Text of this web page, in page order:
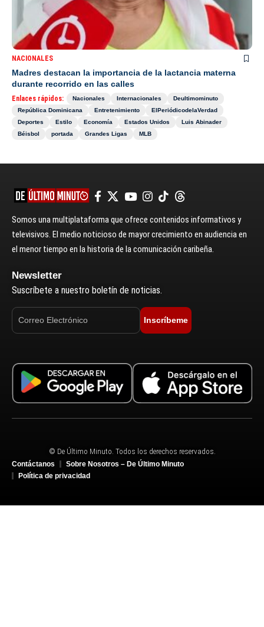
NACIONALES
Madres destacan la importancia de la lactancia materna
durante recorrido en las calles
Enlaces rápidos: Nacionales Internacionales
Deultimominuto
República Dominicana
Entretenimiento
ElPeriódicodelaVerdad
Deportes
Estilo Economía Estados Unidos
Luis Abinader
Béisbol
portada Grandes Ligas MLB
Somos una multiplataforma que ofrece contenidos informativos y
televisivos. El medio noticioso de mayor crecimiento en audiencia en
el menor tiempo en la historia de la comunicación caribeña.
Newsletter
Suscríbete a nuestro boletín de noticias.
Inscríbeme
© De Último Minuto. Todos los derechos reservados.
Contáctanos
Sobre Nosotros – De Último Minuto
Política de privacidad